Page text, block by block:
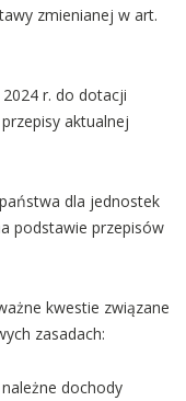
zmienianej w art.
r. do dotacji
aktualnej
dla jednostek
podstawie przepisów
kwestie związane
zasadach:
dochody